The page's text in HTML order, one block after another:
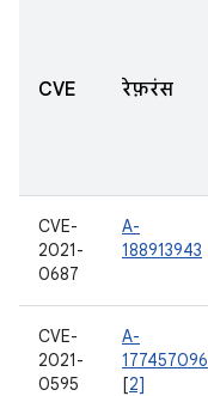
CVE रेफ़रंस
CVE-
2021-
0687
A-
188913943
CVE-
2021-
0595
A-
177457096
[2]